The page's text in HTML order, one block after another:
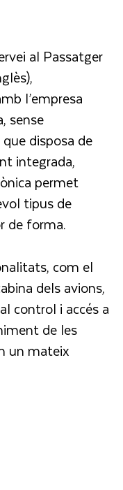
al Passatger
l’empresa
sense
disposa de
integrada,
permet
tipus de
de forma.
com el
dels avions,
control i accés a
de les
un mateix